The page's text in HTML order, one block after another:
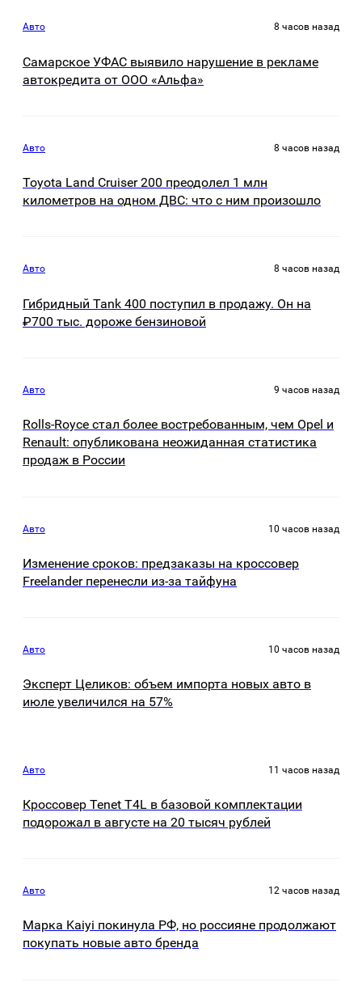
Авто 8 часов назад
Самарское УФАС выявило нарушение в рекламе
автокредита от ООО «Альфа»
Авто 8 часов назад
Toyota Land Cruiser 200 преодолел 1 млн
километров на одном ДВС: что с ним произошло
Авто 8 часов назад
Гибридный Tank 400 поступил в продажу. Он на
₽700 тыс. дороже бензиновой
Авто 9 часов назад
Rolls-Royce стал более востребованным, чем Opel и
Renault: опубликована неожиданная статистика
продаж в России
Авто 10 часов назад
Изменение сроков: предзаказы на кроссовер
Freelander перенесли из-за тайфуна
Авто 10 часов назад
Эксперт Целиков: объем импорта новых авто в
июле увеличился на 57%
Авто 11 часов назад
Кроссовер Tenet T4L в базовой комплектации
подорожал в августе на 20 тысяч рублей
Авто 12 часов назад
Марка Kaiyi покинула РФ, но россияне продолжают
покупать новые авто бренда